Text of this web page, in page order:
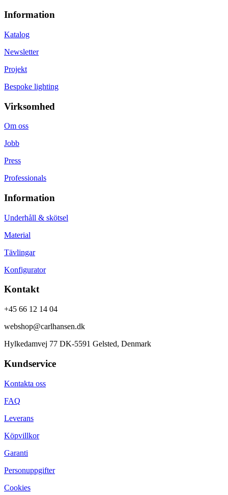
Information
Katalog
Newsletter
Projekt
Bespoke lighting
Virksomhed
Om oss
Jobb
Press
Professionals
Information
Underhåll & skötsel
Material
Tävlingar
Konfigurator
Kontakt
+45 66 12 14 04
webshop@carlhansen.dk
Hylkedamvej 77 DK-5591 Gelsted, Denmark
Kundservice
Kontakta oss
FAQ
Leverans
Köpvillkor
Garanti
Personuppgifter
Cookies